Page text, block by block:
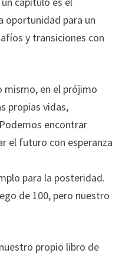
oportunidad para un
y transiciones con
mismo, en el prójimo
propias vidas,
encontrar
el futuro con esperanza
para la posteridad.
de 100, pero nuestro
propio libro de